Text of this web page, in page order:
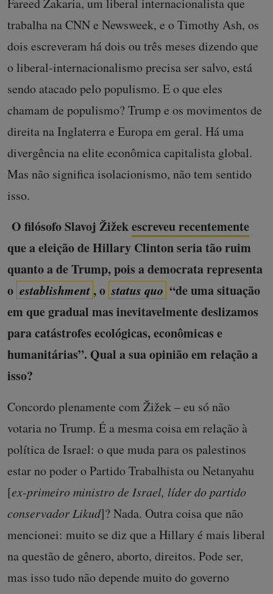
Fareed Zakaria, um liberal internacionalista que
trabalha na CNN e Newsweek, e o Timothy Ash, os
dois escreveram há dois ou três meses dizendo que
o liberal-internacionalismo precisa ser salvo, está
sendo atacado pelo populismo. E o que eles
chamam de populismo? Trump e os movimentos de
direita na Inglaterra e Europa em geral. Há uma
divergência na elite econômica capitalista global.
Mas não significa isolacionismo, não tem sentido
isso.
O filósofo Slavoj Žižekescreveu recentemente
que a eleição de Hillary Clinton seria tão ruim
quanto a de Trump, pois a democrata representa
o establishment , o status quo “de uma situação
em que gradual mas inevitavelmente deslizamos
para catástrofes ecológicas, econômicas e
humanitárias”. Qual a sua opinião em relação a
isso?
Concordo plenamente com Žižek – eu só não
votaria no Trump. É a mesma coisa em relação à
política de Israel: o que muda para os palestinos
estar no poder o Partido Trabalhista ou Netanyahu
[ex-primeiro ministro de Israel, líder do partido
conservador Likud]? Nada. Outra coisa que não
mencionei: muito se diz que a Hillary é mais liberal
na questão de gênero, aborto, direitos. Pode ser,
mas isso tudo não depende muito do governo